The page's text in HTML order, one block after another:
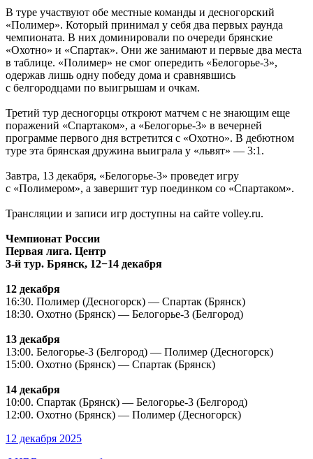
В туре участвуют обе местные команды и десногорский
«Полимер». Который принимал у себя два первых раунда
чемпионата. В них доминировали по очереди брянские
«Охотно» и «Спартак». Они же занимают и первые два места
в таблице. «Полимер» не смог опередить «Белогорье-3»,
одержав лишь одну победу дома и сравнявшись
с белгородцами по выигрышам и очкам.
Третий тур десногорцы откроют матчем с не знающим еще
поражений «Спартаком», а «Белогорье-3» в вечерней
программе первого дня встретится с «Охотно». В дебютном
туре эта брянская дружина выиграла у «львят» — 3:1.
Завтра, 13 декабря, «Белогорье-3» проведет игру
с «Полимером», а завершит тур поединком со «Спартаком».
Трансляции и записи игр доступны на сайте volley.ru.
Чемпионат России
Первая лига. Центр
3-й тур. Брянск, 12−14 декабря
12 декабря
16:30. Полимер (Десногорск) — Спартак (Брянск)
18:30. Охотно (Брянск) — Белогорье-3 (Белгород)
13 декабря
13:00. Белогорье-3 (Белгород) — Полимер (Десногорск)
15:00. Охотно (Брянск) — Спартак (Брянск)
14 декабря
10:00. Спартак (Брянск) — Белогорье-3 (Белгород)
12:00. Охотно (Брянск) — Полимер (Десногорск)
12 декабря 2025